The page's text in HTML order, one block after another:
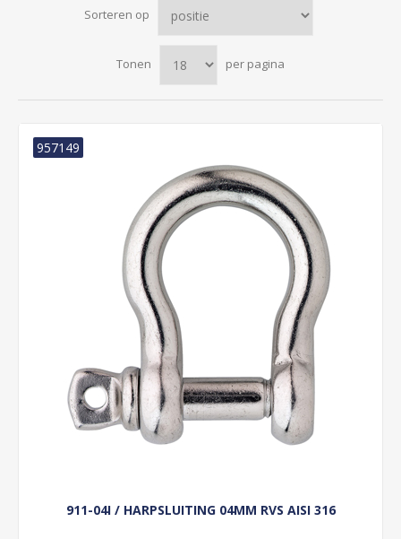
Sorteren op
Tonen per pagina
911-04I / HARPSLUITING 04MM RVS AISI 316
957149